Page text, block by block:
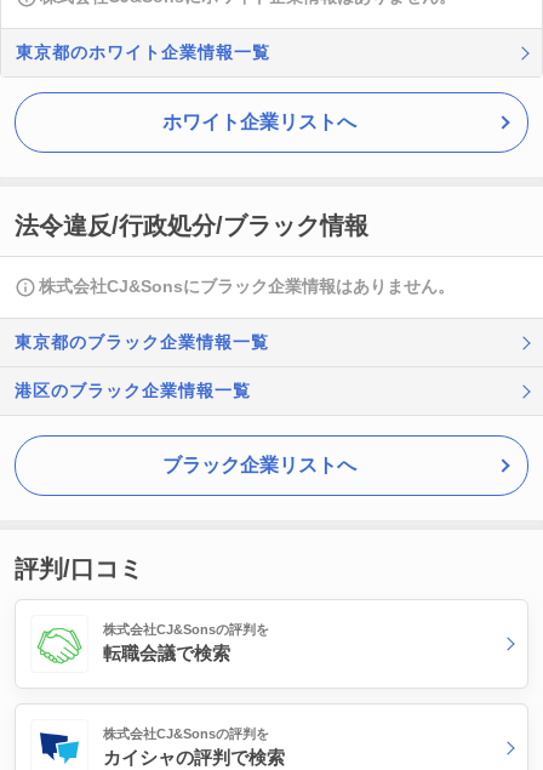
東京都のホワイト企業情報一覧
ホワイト企業リストへ
法令違反/行政処分/ブラック情報
株式会社CJ&Sonsにブラック企業情報はありません。
東京都のブラック企業情報一覧
港区のブラック企業情報一覧
ブラック企業リストへ
評判/口コミ
株式会社CJ&Sonsの評判を
転職会議で検索
株式会社CJ&Sonsの評判を
カイシャの評判で検索